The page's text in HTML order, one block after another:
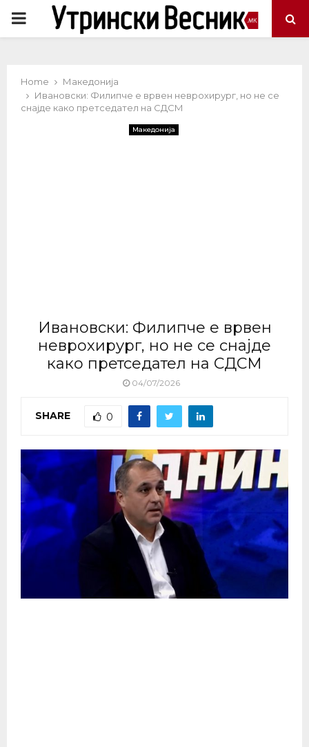
PRIMARY
Home
Македонија
Ивановски: Филипче е врвен неврохирург, но не се
снајде како претседател на СДСМ
Македонија
Ивановски: Филипче е врвен
неврохирург, но не се снајде
како претседател на СДСМ
04/07/2026
SHARE 0